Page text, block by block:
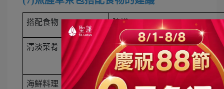
搭配食物 建議
清淡菜肴
魚腥草茶的清新口感非常適合
海帶或青菜。這樣的搭配可以
海鮮料理
魚腥草茶也可以搭配海鮮料理